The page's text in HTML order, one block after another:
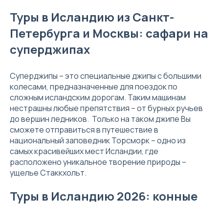
Туры в Исландию из Санкт-
Петербурга и Москвы: сафари на
суперджипах
Суперджипы – это специальные джипы с большими
колесами, предназначенные для поездок по
сложным исландским дорогам. Таким машинам
нестрашны любые препятствия – от бурных ручьев
до вершин ледников. Только на таком джипе Вы
сможете отправиться в путешествие в
национальный заповедник Торсморк – одно из
самых красивейших мест Исландии, где
расположено уникальное творение природы –
ущелье Стаккхольт.
Туры в Исландию 2026: конные